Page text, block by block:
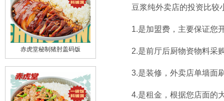
豆浆纯外卖店的投资比较
1.是加盟费，主要保证您
2.是前厅后厨物资物料采
3.是装修，外卖店单墙面刷
4.是租金，根据您店面的大